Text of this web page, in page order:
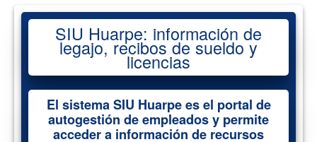
SIU Huarpe: información de
legajo, recibos de sueldo y
licencias
El sistema SIU Huarpe es el portal de
autogestión de empleados y permite
acceder a información de recursos